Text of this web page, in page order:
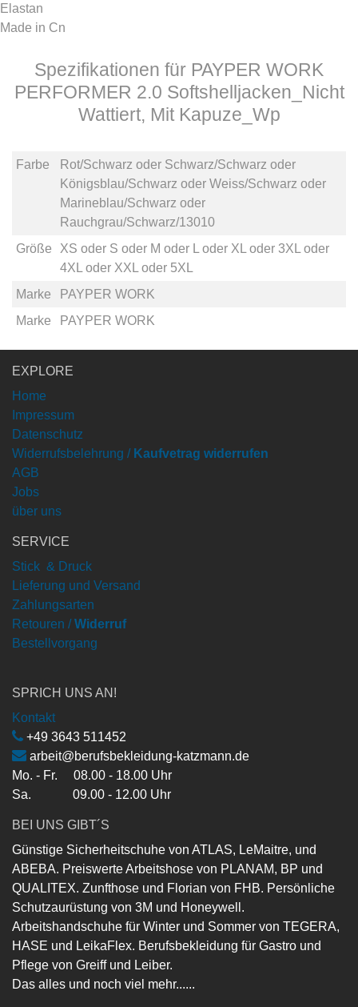
Elastan
Made in Cn
Spezifikationen für PAYPER WORK
PERFORMER 2.0 Softshelljacken_Nicht
Wattiert, Mit Kapuze_Wp
Farbe Rot/Schwarz oder Schwarz/Schwarz oder
Königsblau/Schwarz oder Weiss/Schwarz oder
Marineblau/Schwarz oder
Rauchgrau/Schwarz/13010
Größe
XS oder S oder M oder Loder XLoder 3XLoder
4XLoder XXLoder 5XL
Marke
PAYPER WORK
Marke
PAYPER WORK
EXPLORE
Home
Impressum
Datenschutz
Widerrufsbelehrung / Kaufvetrag widerrufen
AGB
Jobs
über uns
SERVICE
Stick & Druck
Lieferung und Versand
Zahlungsarten
Retouren / Widerruf
Bestellvorgang
SPRICH UNS AN!
Kontakt
+49 3643 511452
arbeit@berufsbekleidung-katzmann.de
Mo. - Fr. 08.00 - 18.00 Uhr
Sa. 09.00 - 12.00 Uhr
BEI UNS GIBT´S
Günstige Sicherheitschuhe von ATLAS, LeMaitre, und
ABEBA. Preiswerte Arbeitshose von PLANAM, BP und
QUALITEX. Zunfthose und Florian von FHB. Persönliche
Schutzaurüstung von 3M und Honeywell.
Arbeitshandschuhe für Winter und Sommer von TEGERA,
HASE und LeikaFlex. Berufsbekleidung für Gastro und
Pflege von Greiff und Leiber.
Das alles und noch viel mehr......